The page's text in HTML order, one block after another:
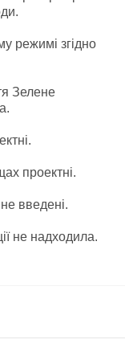
режимі згідно
Зелене
проектні.
введені.
не надходила.